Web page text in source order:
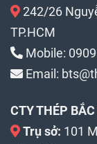
242/26
TP.HCM
Mobile:
Email:
CTY THÉP
Trụ sở: 101